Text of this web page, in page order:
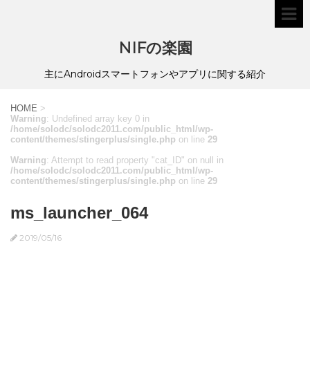
NIFの楽園
主にAndroidスマートフォンやアプリに関する紹介
HOME >
Warning: Undefined array key 0 in
/home/solodc/solodc2011.com/public_html/wp-
content/themes/stingerplus/single.php on line 29
Warning: Attempt to read property "cat_ID" on null in
/home/solodc/solodc2011.com/public_html/wp-
content/themes/stingerplus/single.php on line 29
ms_launcher_064
2019/05/16